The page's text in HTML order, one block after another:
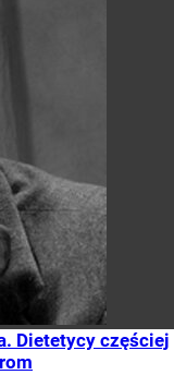
Dietetycy częściej